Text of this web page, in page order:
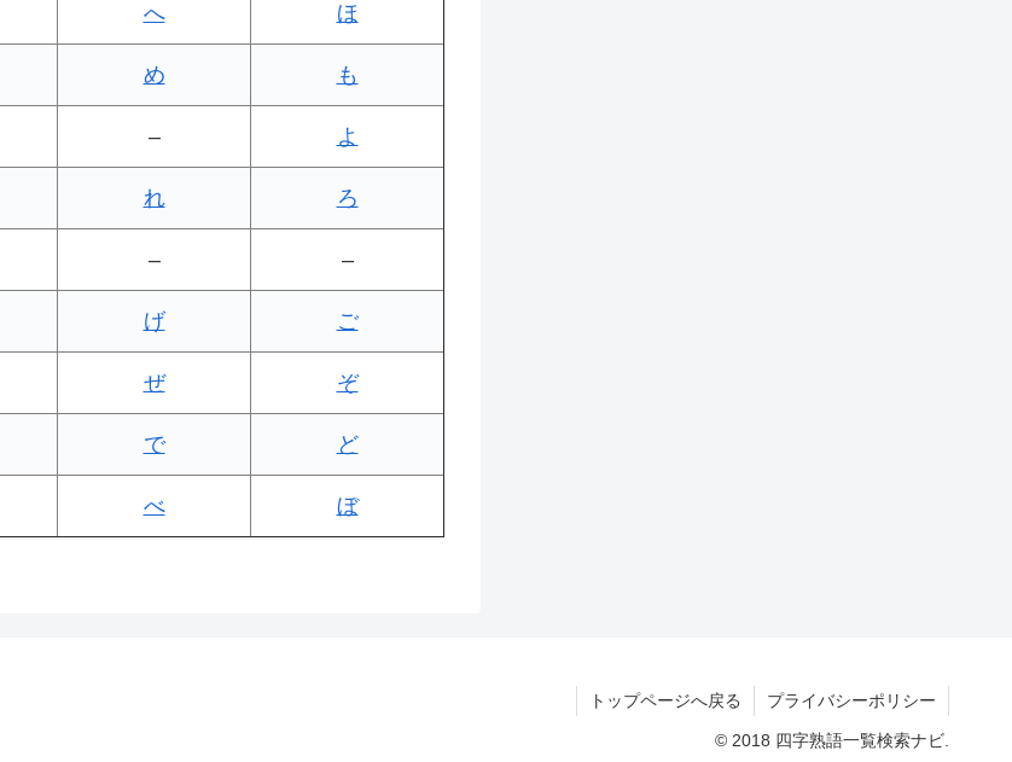
へ ほ
め も
– よ
れ ろ
– –
げ ご
ぜ ぞ
で ど
べ ぼ
トップページへ戻る プライバシーポリシー
© 2018 四字熟語一覧検索ナビ.